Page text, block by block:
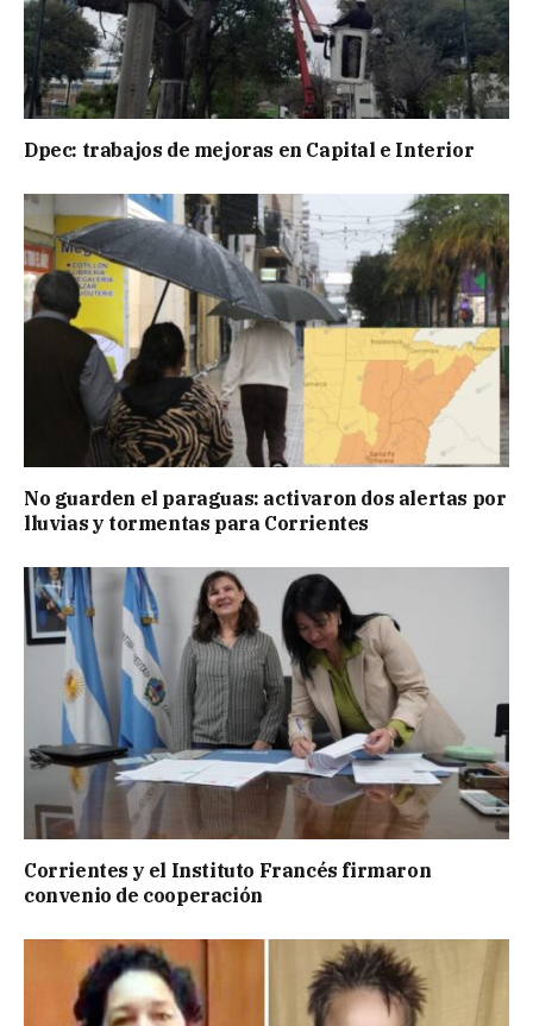
Dpec: trabajos de mejoras en Capital e Interior
No guarden el paraguas: activaron dos alertas por
lluvias y tormentas para Corrientes
Corrientes y el Instituto Francés firmaron
convenio de cooperación